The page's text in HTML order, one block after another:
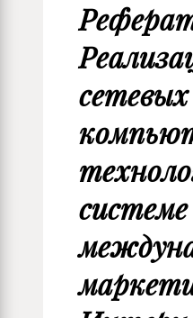
сетевых
системе